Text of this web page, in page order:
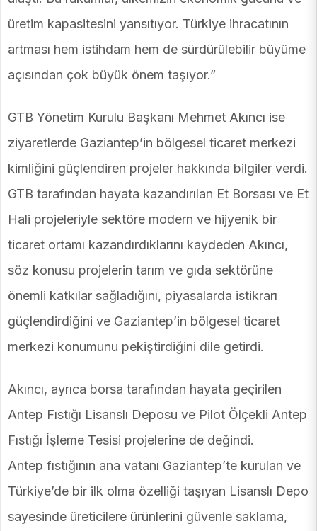
üretim kapasitesini yansıtıyor. Türkiye ihracatının
artması hem istihdam hem de sürdürülebilir büyüme
açısından çok büyük önem taşıyor.”
GTB Yönetim Kurulu Başkanı Mehmet Akıncı ise
ziyaretlerde Gaziantep’in bölgesel ticaret merkezi
kimliğini güçlendiren projeler hakkında bilgiler verdi.
GTB tarafından hayata kazandırılan Et Borsası ve Et
Hali projeleriyle sektöre modern ve hijyenik bir
ticaret ortamı kazandırdıklarını kaydeden Akıncı,
söz konusu projelerin tarım ve gıda sektörüne
önemli katkılar sağladığını, piyasalarda istikrarı
güçlendirdiğini ve Gaziantep’in bölgesel ticaret
merkezi konumunu pekiştirdiğini dile getirdi.
Akıncı, ayrıca borsa tarafından hayata geçirilen
Antep Fıstığı Lisanslı Deposu ve Pilot Ölçekli Antep
Fıstığı İşleme Tesisi projelerine de değindi.
Antep fıstığının ana vatanı Gaziantep’te kurulan ve
Türkiye’de bir ilk olma özelliği taşıyan Lisanslı Depo
sayesinde üreticilere ürünlerini güvenle saklama,